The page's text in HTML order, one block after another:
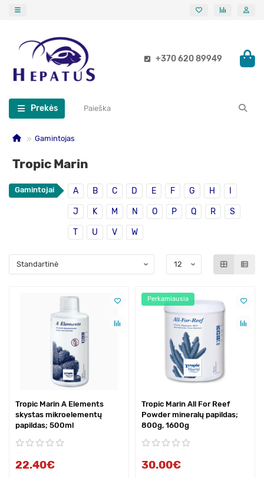
+370 620 89949
Prekės
Gamintojas
Tropic Marin
Gamintojai A B C D E F G H
J K M N O P Q R S
T U V W
Tropic Marin A Elements
skystas mikroelementų
papildas; 500ml
22.40€
Perkamiausia
Tropic Marin All For Reef
Powder mineralų papildas;
800g, 1600g
30.00€